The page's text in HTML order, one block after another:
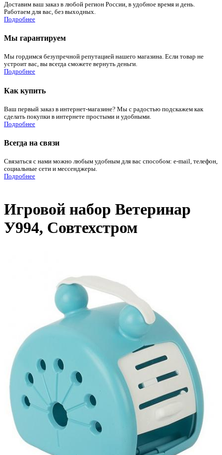
Доставим ваш заказ в любой регион России, в удобное время и день.
Работаем для вас, без выходных.
Подробнее
Мы гарантируем
Мы гордимся безупречной репутацией нашего магазина. Если товар не
устроит вас, вы всегда сможете вернуть деньги.
Подробнее
Как купить
Ваш первый заказ в интернет-магазине? Мы с радостью подскажем как
сделать покупки в интернете простыми и удобными.
Подробнее
Всегда на связи
Связаться с нами можно любым удобным для вас способом: e-mail, телефон,
социальные сети и мессенджеры.
Подробнее
Игровой набор Ветеринар
У994, Совтехстром